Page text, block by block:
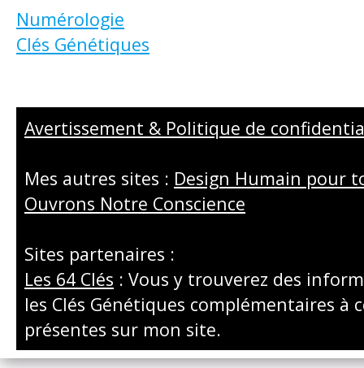
Numérologie
Clés Génétiques
Avertissement & Politique de
Mes autres sites : Design Humain pour
Ouvrons Notre Conscience
Sites partenaires :
Les 64 Clés : Vous y trouverez des
les Clés Génétiques complémentaires à
présentes sur mon site.